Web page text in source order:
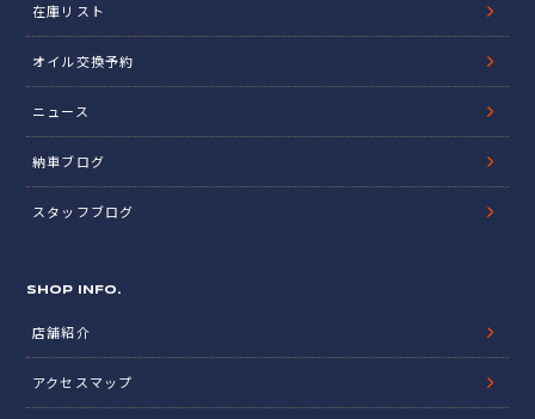
在庫リスト
オイル交換予約
ニュース
納車ブログ
スタッフブログ
SHOP INFO.
店舗紹介
アクセスマップ